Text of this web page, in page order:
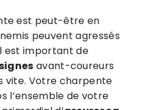
est peut-être en
peuvent agressés
est important de
avant-coureurs
vite. Votre charpente
l’ensemble de votre